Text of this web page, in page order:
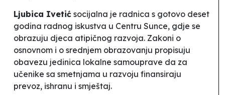
Ljubica Ivetić socijalna je radnica s gotovo deset
godina radnog iskustva u Centru Sunce, gdje se
obrazuju djeca atipičnog razvoja. Zakoni o
osnovnom i o srednjem obrazovanju propisuju
obavezu jedinica lokalne samouprave da za
učenike sa smetnjama u razvoju finansiraju
prevoz, ishranu i smještaj.